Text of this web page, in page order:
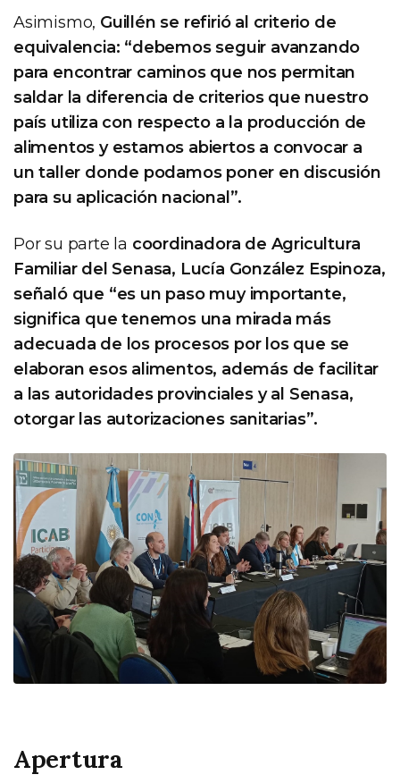
Asimismo, Guillén se refirió al criterio de
equivalencia: “debemos seguir avanzando
para encontrar caminos que nos permitan
saldar la diferencia de criterios que nuestro
país utiliza con respecto a la producción de
alimentos y estamos abiertos a convocar a
un taller donde podamos poner en discusión
para su aplicación nacional”.
Por su parte la coordinadora de Agricultura
Familiar del Senasa, Lucía González Espinoza,
señaló que “es un paso muy importante,
significa que tenemos una mirada más
adecuada de los procesos por los que se
elaboran esos alimentos, además de facilitar
a las autoridades provinciales y al Senasa,
otorgar las autorizaciones sanitarias”.
Apertura